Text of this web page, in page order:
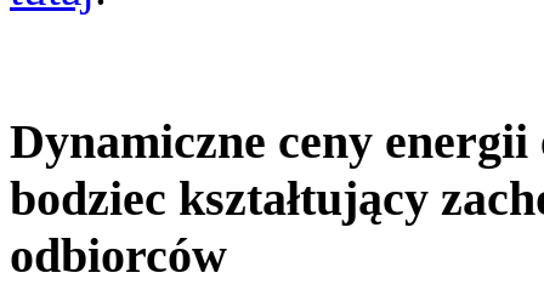
Dynamiczne ceny
bodziec kształtujący
odbiorców